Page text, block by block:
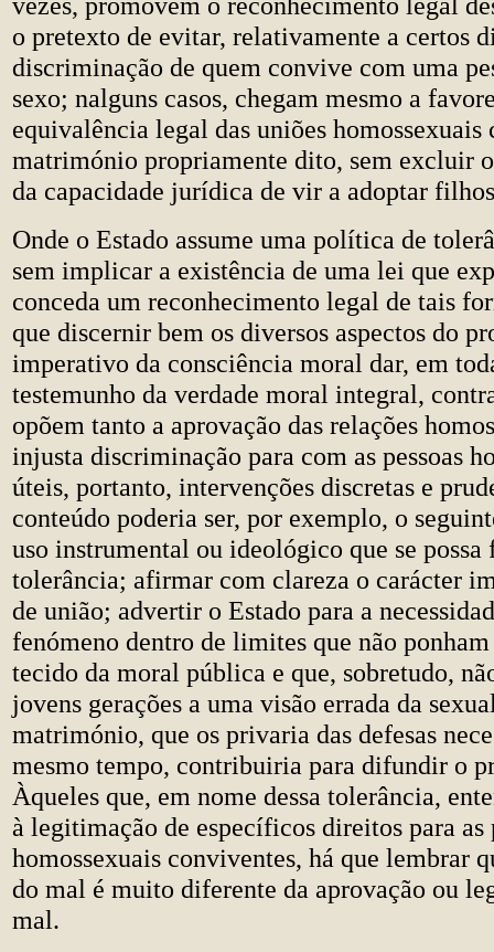
o pretexto de evitar, relativamente a certos
discriminação de quem convive com uma
sexo; nalguns casos, chegam mesmo a
equivalência legal das uniões homossexuais
matrimónio propriamente dito, sem excluir
da capacidade jurídica de vir a adoptar
Onde o Estado assume uma política de
sem implicar a existência de uma lei que
conceda um reconhecimento legal de tais
que discernir bem os diversos aspectos do
imperativo da consciência moral dar, em
testemunho da verdade moral integral,
opõem tanto a aprovação das relações
injusta discriminação para com as pessoas
úteis, portanto, intervenções discretas e
conteúdo poderia ser, por exemplo, o
uso instrumental ou ideológico que se possa
tolerância; afirmar com clareza o carácter
de união; advertir o Estado para a
fenómeno dentro de limites que não
tecido da moral pública e que, sobretudo,
jovens gerações a uma visão errada da
matrimónio, que os privaria das defesas
mesmo tempo, contribuiria para difundir o
Àqueles que, em nome dessa tolerância,
à legitimação de específicos direitos para as
homossexuais conviventes, há que lembrar
do mal é muito diferente da aprovação ou
mal.